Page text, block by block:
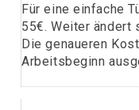
Für eine einfache
55€. Weiter ändert
Die genaueren
Arbeitsbeginn